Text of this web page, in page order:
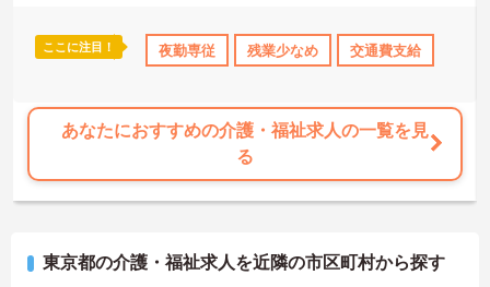
資格取得サポート 研修制度あり ボーナス・賞与あり
ここに注目！ 夜勤専従 残業少なめ 交通費支給
あなたにおすすめの介護・福祉求人の一覧を見
る
東京都の介護・福祉求人を近隣の市区町村から探す